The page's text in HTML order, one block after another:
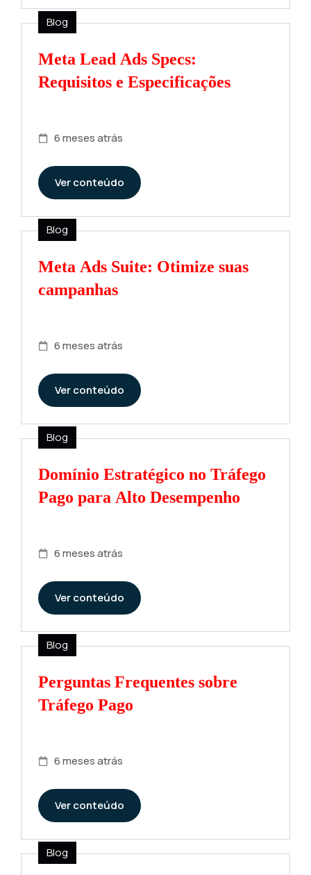
Blog
Meta Lead Ads Specs:
Requisitos e Especificações
6 meses atrás
Ver conteúdo
Blog
Meta Ads Suite: Otimize suas
campanhas
6 meses atrás
Ver conteúdo
Blog
Domínio Estratégico no Tráfego
Pago para Alto Desempenho
6 meses atrás
Ver conteúdo
Blog
Perguntas Frequentes sobre
Tráfego Pago
6 meses atrás
Ver conteúdo
Blog